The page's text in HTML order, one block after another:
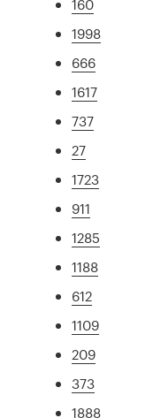
160
1998
666
1617
737
27
1723
911
1285
1188
612
1109
209
373
1888